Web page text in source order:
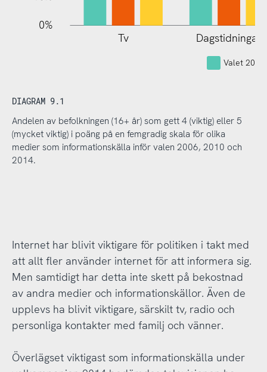
0%
Tv Dagstidningar
Valet 2006
DIAGRAM 9.1
Andelen av befolkningen (16+ år) som gett 4 (viktig) eller 5
(mycket viktig) i poäng på en femgradig skala för olika
medier som informationskälla inför valen 2006, 2010 och
2014.
Internet har blivit viktigare för politiken i takt med
att allt fler använder internet för att informera sig.
Men samtidigt har detta inte skett på bekostnad
av andra medier och informationskällor. Även de
upplevs ha blivit viktigare, särskilt tv, radio och
personliga kontakter med familj och vänner.
Överlägset viktigast som informationskälla under